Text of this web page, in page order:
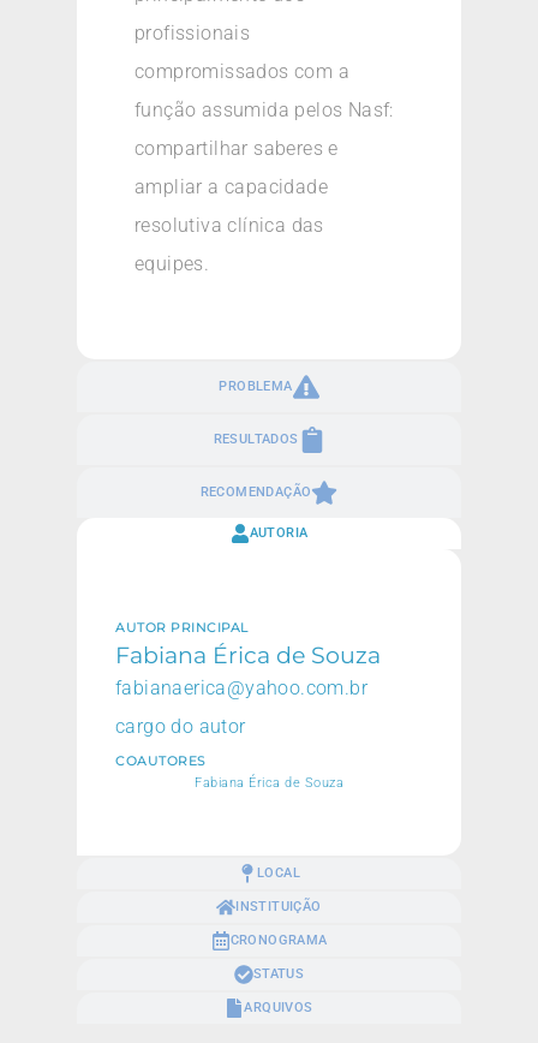
PROBLEMA
RESULTADOS
RECOMENDAÇÃO
profissionais
compromissados com a
função assumida pelos Nasf:
compartilhar saberes e
ampliar a capacidade
resolutiva clínica das
equipes.
AUTORIA
LOCAL
INSTITUIÇÃO
CRONOGRAMA
STATUS
ARQUIVOS
AUTOR PRINCIPAL
Fabiana Érica de Souza
fabianaerica@yahoo.com.br
cargo do autor
COAUTORES
Fabiana Érica de Souza